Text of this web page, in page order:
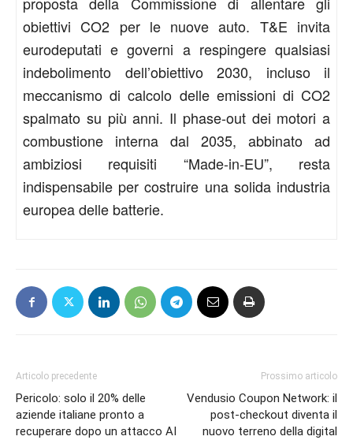
obiettivi CO2 per le nuove auto. T&E invita
eurodeputati e governi a respingere qualsiasi
indebolimento dell’obiettivo 2030, incluso il
meccanismo di calcolo delle emissioni di CO2
spalmato su più anni. Il phase-out dei motori a
combustione interna dal 2035, abbinato ad
ambiziosi requisiti “Made-in-EU”, resta
indispensabile per costruire una solida industria
europea delle batterie.
Articolo precedente
Pericolo: solo il 20% delle
aziende italiane pronto a
recuperare dopo un attacco AI
Prossimo articolo
Vendusio Coupon Network: il
post-checkout diventa il
nuovo terreno della digital